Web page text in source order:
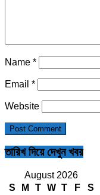
Name *
Email *
Website
তারিখ দিয়ে দেখুন খবর
August 2026
S
M T W T F
S